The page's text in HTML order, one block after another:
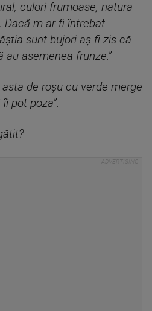
culori frumoase, natura
Dacă m-ar fi întrebat
sunt bujori aș fi zis că
asemenea frunze.”
asta de roșu cu verde merge
pot poza”.